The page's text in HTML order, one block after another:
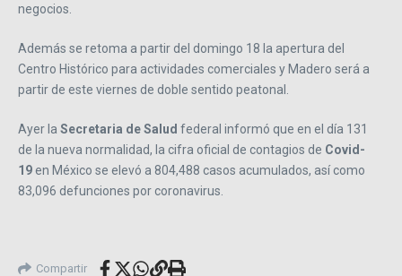
negocios.
Además se retoma a partir del domingo 18 la apertura del
Centro Histórico para actividades comerciales y Madero será a
partir de este viernes de doble sentido peatonal.
Ayer la Secretaria de Salud federal informó que en el día 131
de la nueva normalidad, la cifra oficial de contagios de Covid-
19en México se elevó a 804,488 casos acumulados, así como
83,096 defunciones por coronavirus.
Compartir